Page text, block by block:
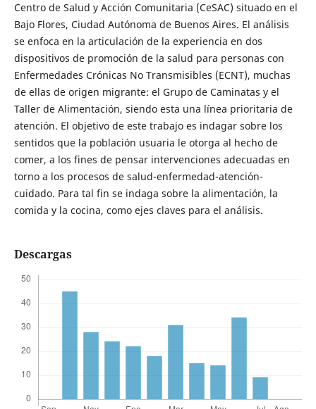
Centro de Salud y Acción Comunitaria (CeSAC) situado en el
Bajo Flores, Ciudad Autónoma de Buenos Aires. El análisis
se enfoca en la articulación de la experiencia en dos
dispositivos de promoción de la salud para personas con
Enfermedades Crónicas No Transmisibles (ECNT), muchas
de ellas de origen migrante: el Grupo de Caminatas y el
Taller de Alimentación, siendo esta una línea prioritaria de
atención. El objetivo de este trabajo es indagar sobre los
sentidos que la población usuaria le otorga al hecho de
comer, a los fines de pensar intervenciones adecuadas en
torno a los procesos de salud-enfermedad-atención-
cuidado. Para tal fin se indaga sobre la alimentación, la
comida y la cocina, como ejes claves para el análisis.
Descargas